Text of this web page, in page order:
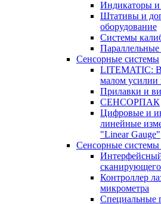
Индикаторы
Штативы и
оборудование
Системы
Сенсорные системы
LITEMATIC:
малом усилии
Прилавки и
СЕНСОРПАК
Цифровые и
линейные
"Linear Gauge"
Сенсорные
Контроллер
микрометра
Специальные